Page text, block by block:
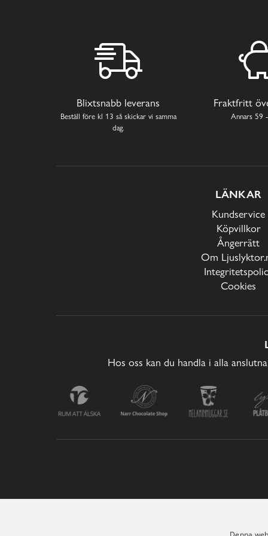
Blixtsnabb leverans
Beställ före kl 13 så skickar vi samma
dag.
Fraktfritt
Annars 59
LÄNKAR
Kundservice
Köpvillkor
Ångerrätt
Om
Cookies
Hos oss kan du handla i alla